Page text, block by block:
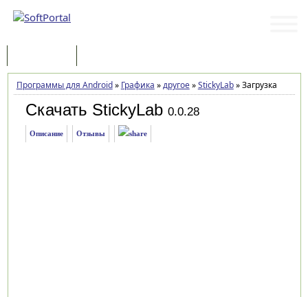
Программы для Android» Графика »другое»StickyLab»Загрузка
Скачать StickyLab 0.0.28
Описание Отзывы